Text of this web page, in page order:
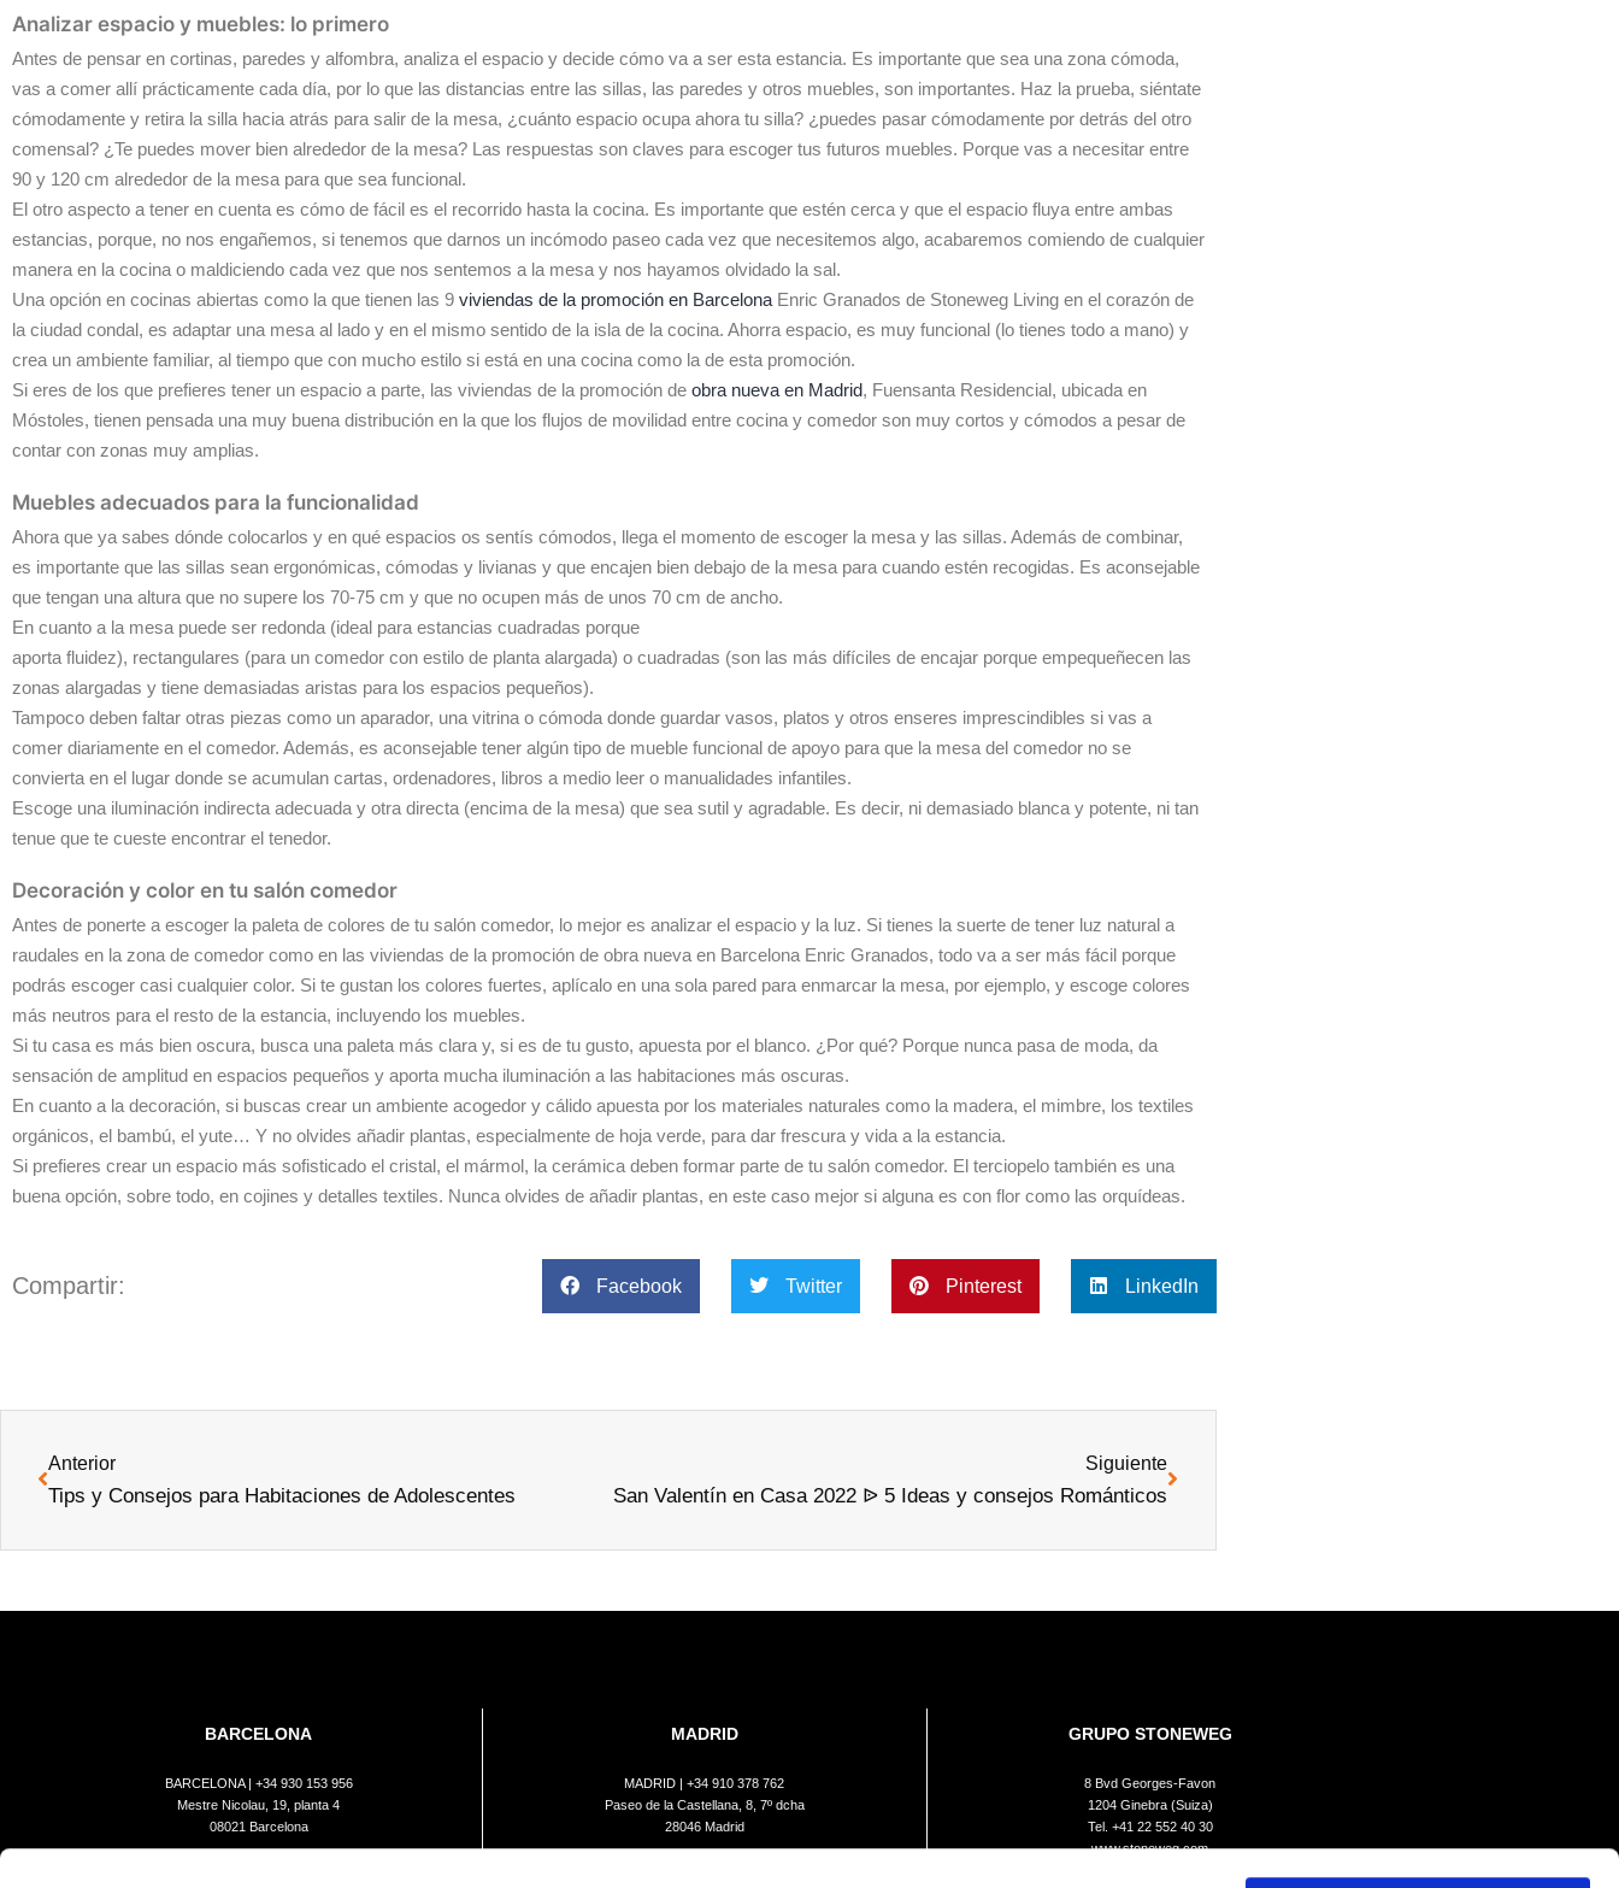
Analizar espacio y muebles: lo primero
Antes de pensar en cortinas, paredes y alfombra, analiza el espacio y decide cómo va a ser esta estancia. Es importante que sea una zona cómoda,
vas a comer allí prácticamente cada día, por lo que las distancias entre las sillas, las paredes y otros muebles, son importantes. Haz la prueba, siéntate
cómodamente y retira la silla hacia atrás para salir de la mesa, ¿cuánto espacio ocupa ahora tu silla? ¿puedes pasar cómodamente por detrás del otro
comensal? ¿Te puedes mover bien alrededor de la mesa? Las respuestas son claves para escoger tus futuros muebles. Porque vas a necesitar entre
90 y 120 cm alrededor de la mesa para que sea funcional.
El otro aspecto a tener en cuenta es cómo de fácil es el recorrido hasta la cocina. Es importante que estén cerca y que el espacio fluya entre ambas
estancias, porque, no nos engañemos, si tenemos que darnos un incómodo paseo cada vez que necesitemos algo, acabaremos comiendo de cualquier
manera en la cocina o maldiciendo cada vez que nos sentemos a la mesa y nos hayamos olvidado la sal.
Una opción en cocinas abiertas como la que tienen las 9 viviendas de la promoción en Barcelona Enric Granados de Stoneweg Living en el corazón de
la ciudad condal, es adaptar una mesa al lado y en el mismo sentido de la isla de la cocina. Ahorra espacio, es muy funcional (lo tienes todo a mano) y
crea un ambiente familiar, al tiempo que con mucho estilo si está en una cocina como la de esta promoción.
Si eres de los que prefieres tener un espacio a parte, las viviendas de la promoción de obra nueva en Madrid, Fuensanta Residencial, ubicada en
Móstoles, tienen pensada una muy buena distribución en la que los flujos de movilidad entre cocina y comedor son muy cortos y cómodos a pesar de
contar con zonas muy amplias.
Muebles adecuados para la funcionalidad
Ahora que ya sabes dónde colocarlos y en qué espacios os sentís cómodos, llega el momento de escoger la mesa y las sillas. Además de combinar,
es importante que las sillas sean ergonómicas, cómodas y livianas y que encajen bien debajo de la mesa para cuando estén recogidas. Es aconsejable
que tengan una altura que no supere los 70-75 cm y que no ocupen más de unos 70 cm de ancho.
En cuanto a la mesa puede ser redonda (ideal para estancias cuadradas porque
aporta fluidez), rectangulares (para un comedor con estilo de planta alargada) o cuadradas (son las más difíciles de encajar porque empequeñecen las
zonas alargadas y tiene demasiadas aristas para los espacios pequeños).
Tampoco deben faltar otras piezas como un aparador, una vitrina o cómoda donde guardar vasos, platos y otros enseres imprescindibles si vas a
comer diariamente en el comedor. Además, es aconsejable tener algún tipo de mueble funcional de apoyo para que la mesa del comedor no se
convierta en el lugar donde se acumulan cartas, ordenadores, libros a medio leer o manualidades infantiles.
Escoge una iluminación indirecta adecuada y otra directa (encima de la mesa) que sea sutil y agradable. Es decir, ni demasiado blanca y potente, ni tan
tenue que te cueste encontrar el tenedor.
Decoración y color en tu salón comedor
Antes de ponerte a escoger la paleta de colores de tu salón comedor, lo mejor es analizar el espacio y la luz. Si tienes la suerte de tener luz natural a
raudales en la zona de comedor como en las viviendas de la promoción de obra nueva en Barcelona Enric Granados, todo va a ser más fácil porque
podrás escoger casi cualquier color. Si te gustan los colores fuertes, aplícalo en una sola pared para enmarcar la mesa, por ejemplo, y escoge colores
más neutros para el resto de la estancia, incluyendo los muebles.
Si tu casa es más bien oscura, busca una paleta más clara y, si es de tu gusto, apuesta por el blanco. ¿Por qué? Porque nunca pasa de moda, da
sensación de amplitud en espacios pequeños y aporta mucha iluminación a las habitaciones más oscuras.
En cuanto a la decoración, si buscas crear un ambiente acogedor y cálido apuesta por los materiales naturales como la madera, el mimbre, los textiles
orgánicos, el bambú, el yute… Y no olvides añadir plantas, especialmente de hoja verde, para dar frescura y vida a la estancia.
Si prefieres crear un espacio más sofisticado el cristal, el mármol, la cerámica deben formar parte de tu salón comedor. El terciopelo también es una
buena opción, sobre todo, en cojines y detalles textiles. Nunca olvides de añadir plantas, en este caso mejor si alguna es con flor como las orquídeas.
Compartir: Facebook Twitter Pinterest LinkedIn
Anterior
Tips y Consejos para Habitaciones de Adolescentes
Siguiente
San Valentín en Casa 2022 ᐉ 5 Ideas y consejos Románticos
BARCELONA
BARCELONA | +34 930 153 956
Mestre Nicolau, 19, planta 4
08021 Barcelona
MADRID
MADRID |+34 910 378 762
Paseo de la Castellana, 8, 7º dcha
28046 Madrid
GRUPO STONEWEG
8 Bvd Georges-Favon
1204 Ginebra (Suiza)
Tel. +41 22 552 40 30
www.stoneweg.com